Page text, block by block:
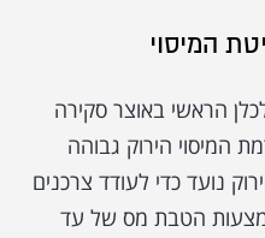
המיסוי
הראשי באוצר סקירה
המיסוי הירוק גבוהה
נועד כדי לעודד צרכנים
הטבת מס של עד